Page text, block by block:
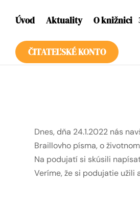
Úvod Aktuality O knižnici
ČITATEĽSKÉ KONTO
Dnes, dňa 24.1.2022 nás
Braillovho písma, o
Na podujatí si skúsili
Veríme, že si podujatie užili